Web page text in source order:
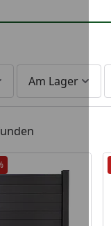
Am Lager